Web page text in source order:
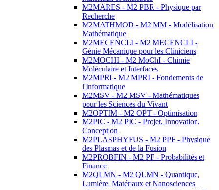
M2MARES - M2 PBR - Physique par
Recherche
M2MATHMOD - M2 MM - Modélisation
Mathématique
M2MECENCLI - M2 MECENCLI -
Génie Mécanique pour les Cliniciens
M2MOCHI - M2 MoChI - Chimie
Moléculaire et Interfaces
M2MPRI - M2 MPRI - Fondements de
l'Informatique
M2MSV - M2 MSV - Mathématiques
pour les Sciences du Vivant
M2OPTIM - M2 OPT - Optimisation
M2PIC - M2 PIC - Projet, Innovation,
Conception
M2PLASPHYFUS - M2 PPF - Physique
des Plasmas et de la Fusion
M2PROBFIN - M2 PF - Probabilités et
Finance
M2QLMN - M2 QLMN - Quantique,
Lumière, Matériaux et Nanosciences